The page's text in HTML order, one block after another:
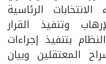
الرئاسية
وتنفيذ القرار
النظام بتنفيذ إجراءات
المعتقلين وبيان